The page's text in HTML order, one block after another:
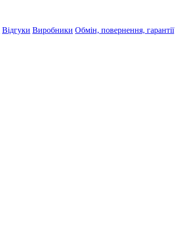
Відгуки Виробники Обмін, повернення, гарантії